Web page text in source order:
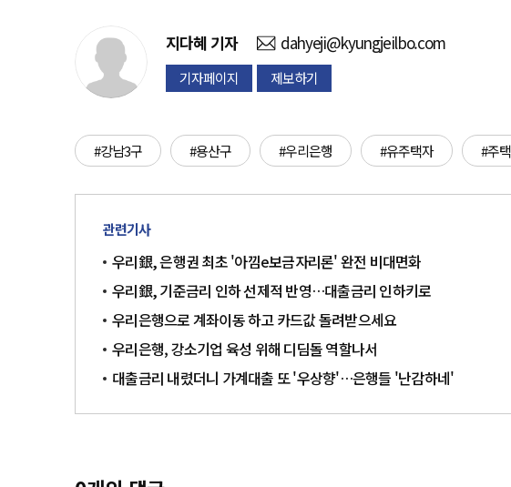
지다혜 기자 dahyeji@kyungjeilbo.com
기자페이지 제보하기
#강남3구 #용산구 #우리은행 #유주택자 #주
관련기사
우리銀, 은행권 최초 '아낌e보금자리론' 완전 비대면화
우리銀, 기준금리 인하 선제적 반영…대출금리 인하키로
우리은행으로 계좌이동 하고 카드값 돌려받으세요
우리은행, 강소기업 육성 위해 디딤돌 역할나서
대출금리 내렸더니 가계대출 또 '우상향'…은행들 '난감하네'